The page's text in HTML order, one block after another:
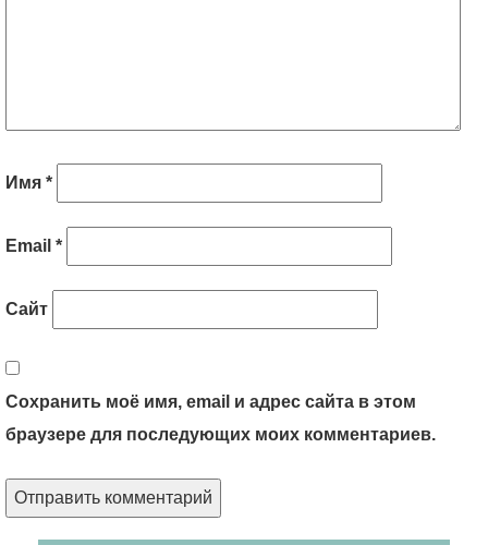
Имя *
Email *
Сайт
Сохранить моё имя, email и адрес сайта в этом
браузере для последующих моих комментариев.